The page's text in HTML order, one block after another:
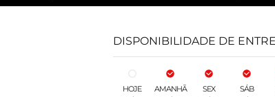
DISPONIBILIDADE DE
HOJE AMANHÃ SEX SÁB